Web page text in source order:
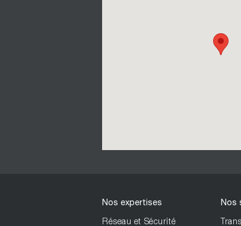
Nos expertises
Réseau et Sécurité
Nos